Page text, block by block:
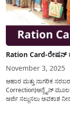
Ration Card-ರೇಷನ್‌
November 3, 2025
ಆಹಾರ ಮತ್ತು ನಾಗರಿಕ
Correction)ಆನ್ಲೈನ್
ಅರ್ಜಿ ಸಲ್ಲುಸಲು ಅವಕಾಶ